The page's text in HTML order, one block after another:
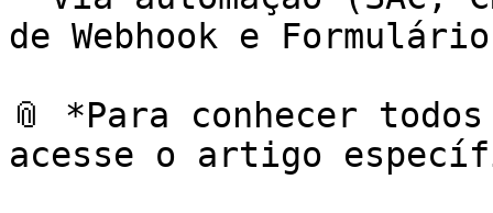
de Webhook e
📎 *Para conhecer
acesse o artigo